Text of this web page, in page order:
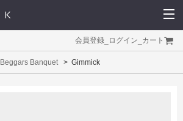
会員登録 ログイン カート
Beggars Banquet Gimmick